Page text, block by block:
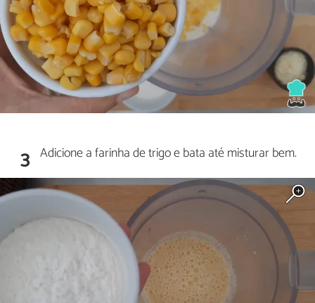
3 Adicione a farinha de trigo e bata até misturar bem.